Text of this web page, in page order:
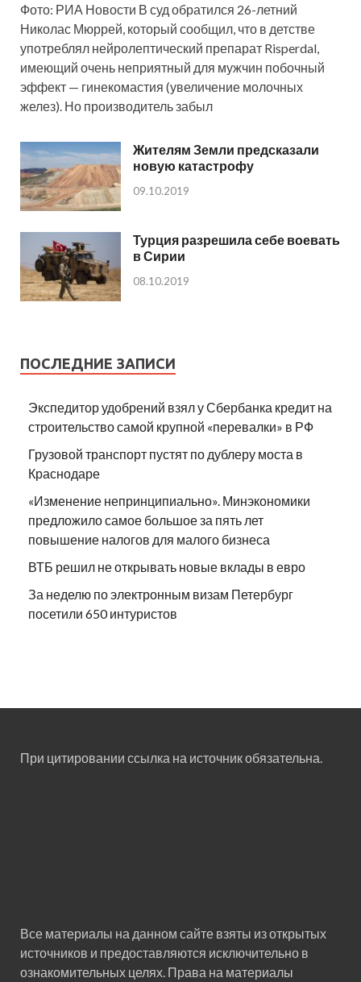
Фото: РИА Новости В суд обратился 26-летний
Николас Мюррей, который сообщил, что в детстве
употреблял нейролептический препарат Risperdal,
имеющий очень неприятный для мужчин побочный
эффект — гинекомастия (увеличение молочных
желез). Но производитель забыл
Жителям Земли предсказали
новую катастрофу
09.10.2019
Турция разрешила себе воевать
в Сирии
08.10.2019
ПОСЛЕДНИЕ ЗАПИСИ
Экспедитор удобрений взял у Сбербанка кредит на
строительство самой крупной «перевалки» в РФ
Грузовой транспорт пустят по дублеру моста в
Краснодаре
«Изменение непринципиально». Минэкономики
предложило самое большое за пять лет
повышение налогов для малого бизнеса
ВТБ решил не открывать новые вклады в евро
За неделю по электронным визам Петербург
посетили 650 интуристов
При цитировании ссылка на источник обязательна.
Все материалы на данном сайте взяты из открытых
источников и предоставляются исключительно в
ознакомительных целях. Права на материалы